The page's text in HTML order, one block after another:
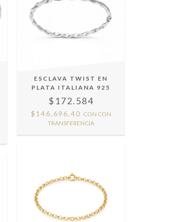
ESCLAVA TWIST EN
PLATA ITALIANA 925
$172.584
$146.696,40 CON CON
TRANSFERENCIA